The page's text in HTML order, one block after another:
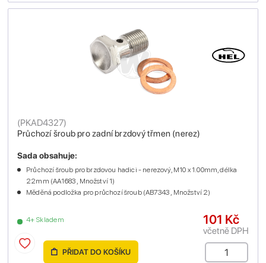
Průchozí šroub pro zadní brzdový třmen (nerez)
(PKAD4327)
4+ Skladem
Sada obsahuje:
Průchozí šroub pro brzdovou hadici - nerezový, M10 x 1.00mm, délka
22mm (AA1683 , Množství 1)
Měděná podložka pro průchozí šroub (AB7343 , Množství 2)
101 Kč
včetně DPH
PŘIDAT DO KOŠÍKU